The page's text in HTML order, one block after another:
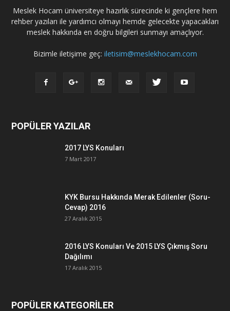
Meslek Hocam üniversiteye hazırlık sürecinde ki gençlere hem
rehber yazıları ile yardımcı olmayı hemde gelecekte yapacakları
meslek hakkında en doğru bilgileri sunmayı amaçlıyor.
Bizimle iletişime geç: iletisim@meslekhocam.com
POPÜLER YAZILAR
2017 LYS Konuları
7 Mart 2017
KYK Bursu Hakkında Merak Edilenler (Soru-
Cevap) 2016
27 Aralık 2015
2016 LYS Konuları Ve 2015 LYS Çıkmış Soru
Dağılımı
17 Aralık 2015
POPÜLER KATEGORİLER